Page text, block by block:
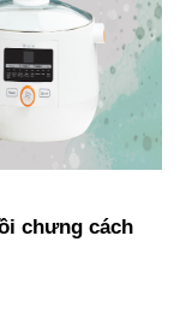
chưng cách